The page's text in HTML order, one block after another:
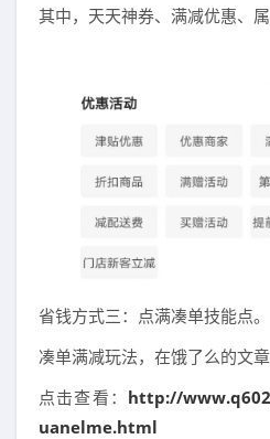
其中，天天神券、满减优惠、
省钱方式三：点满凑单技能点。
凑单满减玩法，在饿了么的文
点击查看： http://
uanelme.html